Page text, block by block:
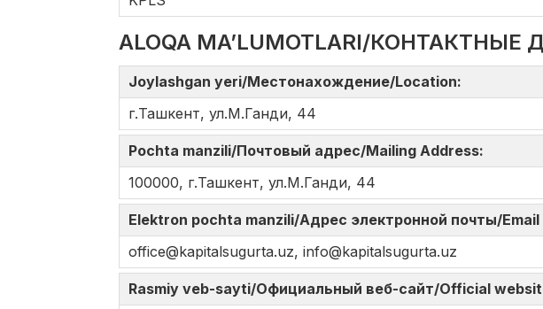
ALOQA MA’LUMOTLARI/КОНТАКТНЫЕ
Joylashgan yeri/Местонахождение/Location:
г.Ташкент, ул.М.Ганди, 44
Pochta manzili/Почтовый адрес/Mailing Address:
100000, г.Ташкент, ул.М.Ганди, 44
Elektron pochta manzili/Адрес электронной почты/Email
offiсe@kapitalsugurta.uz, info@kapitalsugurta.uz
Rasmiy veb-sayti/Официальный веб-сайт/Official